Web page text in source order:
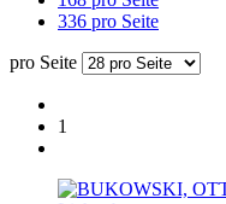
336 pro Seite
pro Seite
1